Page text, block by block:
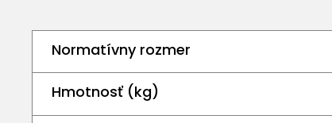
Normatívny rozmer
Hmotnosť (kg)